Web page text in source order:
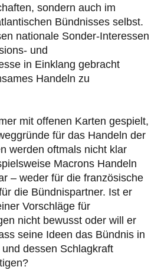
sondern auch im
Bündnisses selbst.
nationale Sonder-Interessen
und
in Einklang gebracht
Handeln zu
mit offenen Karten gespielt,
für das Handeln der
werden oftmals nicht klar
Macrons Handeln
– weder für die französische
die Bündnispartner. Ist er
Vorschläge für
nicht bewusst oder will er
seine Ideen das Bündnis in
dessen Schlagkraft